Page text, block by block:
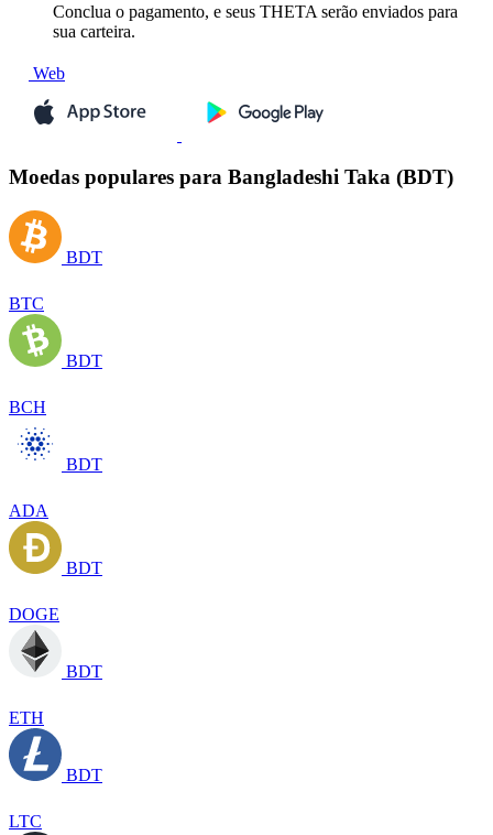
Conclua o pagamento, e seus THETA serão enviados para
sua carteira.
Web
Moedas populares para Bangladeshi Taka (BDT)
BDT
BTC
BDT
BCH
BDT
ADA
BDT
DOGE
BDT
ETH
BDT
LTC